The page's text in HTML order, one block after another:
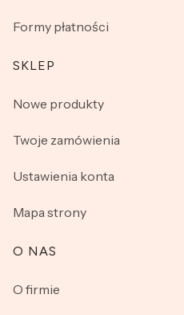
Formy płatności
SKLEP
Nowe produkty
Twoje zamówienia
Ustawienia konta
Mapa strony
O NAS
O firmie